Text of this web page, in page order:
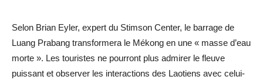
Selon Brian Eyler, expert du Stimson Center, le barrage de
Luang Prabang transformera le Mékong en une « masse d’eau
morte ». Les touristes ne pourront plus admirer le fleuve
puissant et observer les interactions des Laotiens avec celui-